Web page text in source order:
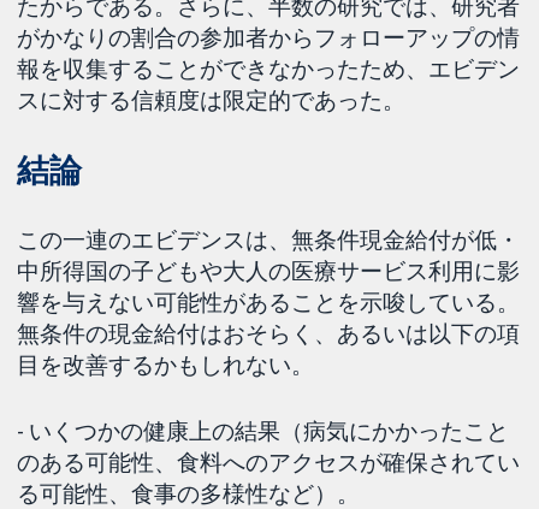
たからである。さらに、半数の研究では、研究者
がかなりの割合の参加者からフォローアップの情
報を収集することができなかったため、エビデン
スに対する信頼度は限定的であった。
結論
この一連のエビデンスは、無条件現金給付が低・
中所得国の子どもや大人の医療サービス利用に影
響を与えない可能性があることを示唆している。
無条件の現金給付はおそらく、あるいは以下の項
目を改善するかもしれない。
- いくつかの健康上の結果（病気にかかったこと
のある可能性、食料へのアクセスが確保されてい
る可能性、食事の多様性など）。